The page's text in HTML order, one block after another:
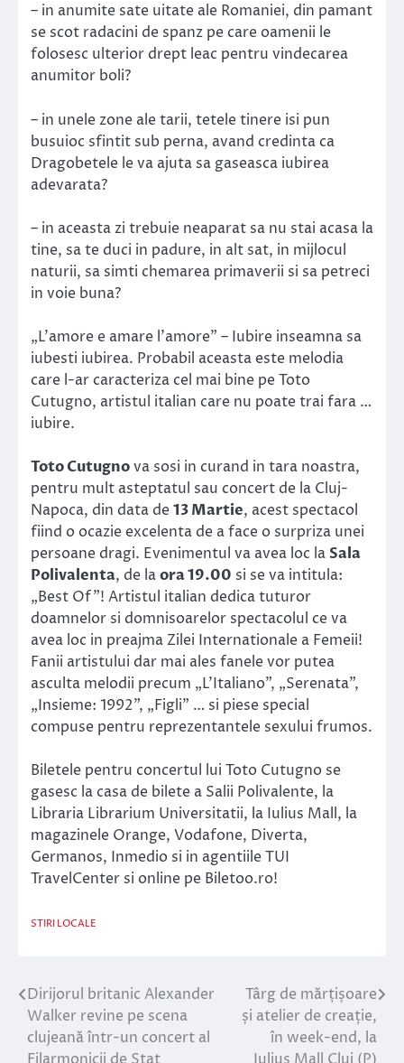
– in anumite sate uitate ale Romaniei, din pamant
se scot radacini de spanz pe care oamenii le
folosesc ulterior drept leac pentru vindecarea
anumitor boli?
– in unele zone ale tarii, tetele tinere isi pun
busuioc sfintit sub perna, avand credinta ca
Dragobetele le va ajuta sa gaseasca iubirea
adevarata?
– in aceasta zi trebuie neaparat sa nu stai acasa la
tine, sa te duci in padure, in alt sat, in mijlocul
naturii, sa simti chemarea primaverii si sa petreci
in voie buna?
„L’amore e amare l’amore” – Iubire inseamna sa
iubesti iubirea. Probabil aceasta este melodia
care l-ar caracteriza cel mai bine pe Toto
Cutugno, artistul italian care nu poate trai fara …
iubire.
Toto Cutugnova sosi in curand in tara noastra,
pentru mult asteptatul sau concert de la Cluj-
Napoca, din data de13 Martie, acest spectacol
fiind o ocazie excelenta de a face o surpriza unei
persoane dragi. Evenimentul va avea loc laSala
Polivalenta, de laora 19.00 si se va intitula:
„Best Of”! Artistul italian dedica tuturor
doamnelor si domnisoarelor spectacolul ce va
avea loc in preajma Zilei Internationale a Femeii!
Fanii artistului dar mai ales fanele vor putea
asculta melodii precum „L’Italiano”, „Serenata”,
„Insieme: 1992”, „Figli” … si piese special
compuse pentru reprezentantele sexului frumos.
Biletele pentru concertul lui Toto Cutugno se
gasesc la casa de bilete a Salii Polivalente, la
Libraria Librarium Universitatii, la Iulius Mall, la
magazinele Orange, Vodafone, Diverta,
Germanos, Inmedio si in agentiile TUI
TravelCenter si online pe Biletoo.ro!
STIRI LOCALE
Navigare
în
Dirijorul britanic Alexander
Walker revine pe scena
clujeană într-un concert al
Târg de mărțișoare
și atelier de creație,
în week-end, la